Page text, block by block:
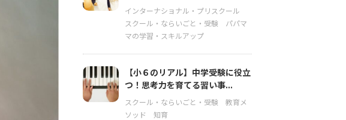
インターナショナル・プリスクール
スクール・ならいごと・受験
パパマ
マの学習・スキルアップ
【小６のリアル】中学受験に役立
つ！思考力を育てる習い事...
スクール・ならいごと・受験
教育メ
ソッド
知育